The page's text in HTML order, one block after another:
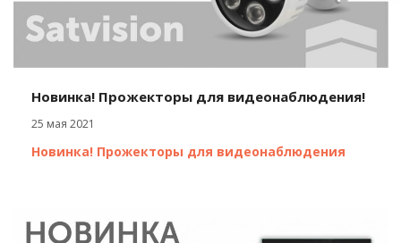
Новинка! Прожекторы для видеонаблюдения!
25 мая 2021
Новинка! Прожекторы для видеонаблюдения